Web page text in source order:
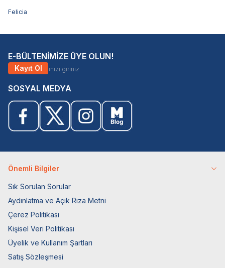
Felicia
E-BÜLTENİMİZE ÜYE OLUN!
Kayıt Ol
SOSYAL MEDYA
Önemli Bilgiler
Sık Sorulan Sorular
Aydınlatma ve Açık Rıza Metni
Çerez Politikası
Kişisel Veri Politikası
Üyelik ve Kullanım Şartları
Satış Sözleşmesi